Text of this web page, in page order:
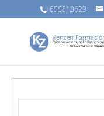
655813629